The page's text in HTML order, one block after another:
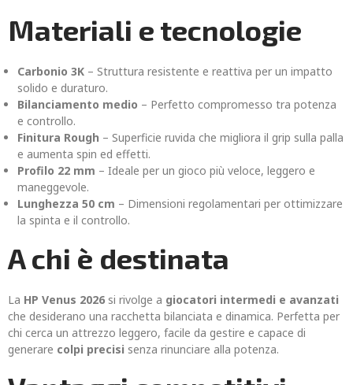
Materiali e tecnologie
Carbonio 3K – Struttura resistente e reattiva per un impatto
solido e duraturo.
Bilanciamento medio – Perfetto compromesso tra potenza
e controllo.
Finitura Rough – Superficie ruvida che migliora il grip sulla palla
e aumenta spin ed effetti.
Profilo 22 mm – Ideale per un gioco più veloce, leggero e
maneggevole.
Lunghezza 50 cm – Dimensioni regolamentari per ottimizzare
la spinta e il controllo.
A chi è destinata
La HP Venus 2026 si rivolge a giocatori intermedi e avanzati
che desiderano una racchetta bilanciata e dinamica. Perfetta per
chi cerca un attrezzo leggero, facile da gestire e capace di
generare colpi precisi senza rinunciare alla potenza.